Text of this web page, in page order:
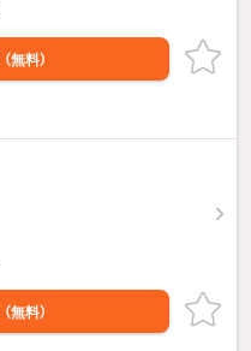
（無料）
（無料）